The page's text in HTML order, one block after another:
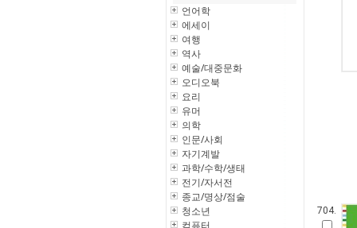
언어학
에세이
여행
역사
예술/대중문화
오디오북
요리
유머
의학
인문/사회
자기계발
과학/수학/생태
전기/자서전
종교/명상/점술
청소년
컴퓨터
704.